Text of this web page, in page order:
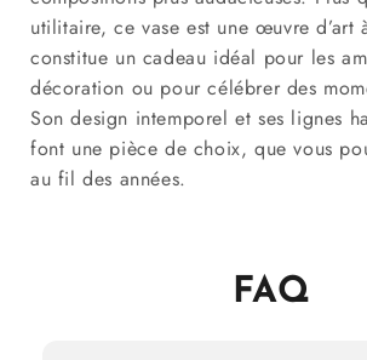
utilitaire, ce vase est une œuvre d’art
constitue un cadeau idéal pour les
décoration ou pour célébrer des
Son design intemporel et ses lignes
font une pièce de choix, que vous
au fil des années.
FAQ